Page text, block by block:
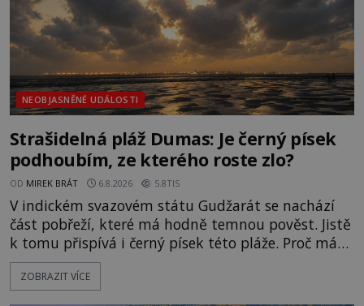
NEOBJASNĚNÉ UDÁLOSTI
Strašidelná pláž Dumas: Je černý písek
podhoubím, ze kterého roste zlo?
OD MIREK BRÁT 6.8.2026 5.8TIS
V indickém svazovém státu Gudžarát se nachází
část pobřeží, které má hodně temnou pověst. Jistě
k tomu přispívá i černý písek této pláže. Proč má
pláž takové netypické zbarvení? Nakolik jsou
pravdivé historky, že zde došlo k nevysvětlitelným
ZOBRAZIT VÍCE